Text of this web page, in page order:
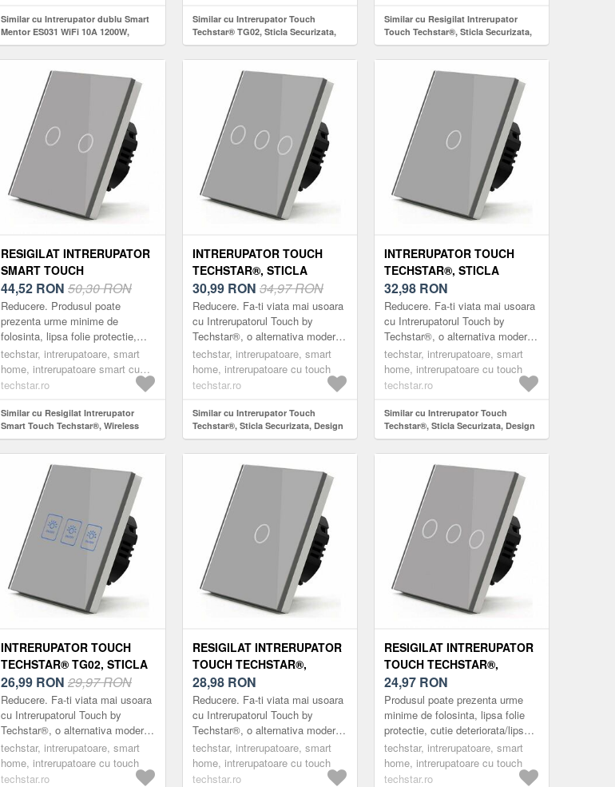
Similar cu Intrerupator dublu Smart
Mentor ES031 WiFi 10A 1200W,
ignifug
Similar cu Intrerupator Touch
Techstar® TG02, Sticla Securizata,
Design Modern, Iluminare LED, 2
Faze, Gri
Similar cu Resigilat Intrerupator
Touch Techstar®, Sticla Securizata,
Design Modern, Iluminare LED, 2
Faze, Gri
RESIGILAT INTRERUPATOR
SMART TOUCH
TECHSTAR®, WIRELESS
2.4GHZ, STICLA
SECURIZATA, DESIGN
MODERN, ILUMINARE LED,
2 FAZE, GRI
44,52 RON 50,30 RON
Reducere. Produsul poate
prezenta urme minime de
folosinta, lipsa folie protectie,
cutie deteriorata/lipsa, usoare
zgarieturi etc. Intrerupatoarele
marca ®Te...
techstar, intrerupatoare, smart
home, intrerupatoare smart cu
wifi
techstar.ro
Similar cu Resigilat Intrerupator
Smart Touch Techstar®, Wireless
2.4GHz, Sticla Securizata, Design
Modern, Iluminare LED, 2 Faze, Gri
INTRERUPATOR TOUCH
TECHSTAR®, STICLA
SECURIZATA, DESIGN
MODERN, ILUMINARE LED,
3 FAZE, GRI
30,99 RON 34,97 RON
Reducere. Fa-ti viata mai usoara
cu Intrerupatorul Touch by
Techstar®, o alternativa moderna
la intrerupatoarele clasice.
Intrerupatoarele marca ®Techstar
su...
techstar, intrerupatoare, smart
home, intrerupatoare cu touch
techstar.ro
Similar cu Intrerupator Touch
Techstar®, Sticla Securizata, Design
Modern, Iluminare LED, 3 Faze, Gri
INTRERUPATOR TOUCH
TECHSTAR®, STICLA
SECURIZATA, DESIGN
MODERN, ILUMINARE LED,
1 FAZA, GRI
32,98 RON
Reducere. Fa-ti viata mai usoara
cu Intrerupatorul Touch by
Techstar®, o alternativa moderna
la intrerupatoarele clasice.
Intrerupatoarele marca ®Techstar
su...
techstar, intrerupatoare, smart
home, intrerupatoare cu touch
techstar.ro
Similar cu Intrerupator Touch
Techstar®, Sticla Securizata, Design
Modern, Iluminare LED, 1 Faza, Gri
INTRERUPATOR TOUCH
TECHSTAR® TG02, STICLA
SECURIZATA, DESIGN
MODERN, ILUMINARE LED,
3 FAZE, GRI
26,99 RON 29,97 RON
Reducere. Fa-ti viata mai usoara
cu Intrerupatorul Touch by
Techstar®, o alternativa moderna
la intrerupatoarele clasice.
Intrerupatoarele marca ®Techstar
su...
techstar, intrerupatoare, smart
home, intrerupatoare cu touch
techstar.ro
RESIGILAT INTRERUPATOR
TOUCH TECHSTAR®,
STICLA SECURIZATA,
DESIGN MODERN,
ILUMINARE LED, 1 FAZA,
GRI
28,98 RON
Reducere. Fa-ti viata mai usoara
cu Intrerupatorul Touch by
Techstar®, o alternativa moderna
la intrerupatoarele clasice.
Intrerupatoarele marca ®Techstar
su...
techstar, intrerupatoare, smart
home, intrerupatoare cu touch
techstar.ro
RESIGILAT INTRERUPATOR
TOUCH TECHSTAR®,
STICLA SECURIZATA,
DESIGN MODERN,
ILUMINARE LED, 3 FAZE,
GRI
24,97 RON
Produsul poate prezenta urme
minime de folosinta, lipsa folie
protectie, cutie deteriorata/lipsa,
usoare zgarieturi etc. Fa-ti viata
mai usoara cu ...
techstar, intrerupatoare, smart
home, intrerupatoare cu touch
techstar.ro